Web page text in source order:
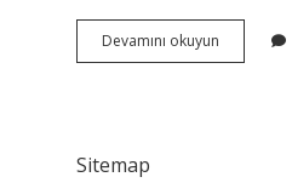
Devamını okuyun
Yüksek
Sitemap